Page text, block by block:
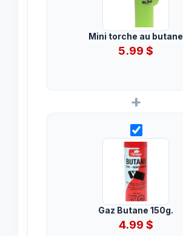
Mini torche au butane
5.99 $
+
Gaz Butane 150g.
4.99 $